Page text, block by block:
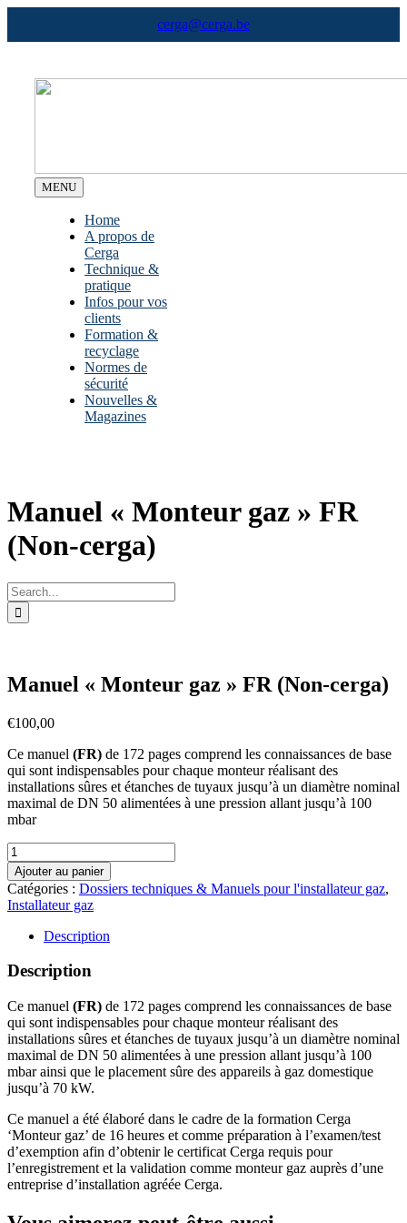
content
cerga@cerga.be
MENU
Home
A propos de
Cerga
Technique &
pratique
Infos pour vos
clients
Formation &
recyclage
Normes de
sécurité
Nouvelles &
Magazines
Manuel « Monteur gaz » FR
(Non-cerga)
Search
for:
Manuel « Monteur gaz » FR (Non-cerga)
€100,00
Ce manuel (FR) de 172 pages comprend les connaissances de base
qui sont indispensables pour chaque monteur réalisant des
installations sûres et étanches de tuyaux jusqu’à un diamètre nominal
maximal de DN 50 alimentées à une pression allant jusqu’à 100
mbar
quantité
de
Manuel
"Monteur
gaz"
cerga)
Ajouter au panier
Catégories : Dossiers techniques & Manuels pour l'installateur gaz,
Installateur gaz
Description
Description
Ce manuel (FR) de 172 pages comprend les connaissances de base
qui sont indispensables pour chaque monteur réalisant des
installations sûres et étanches de tuyaux jusqu’à un diamètre nominal
maximal de DN 50 alimentées à une pression allant jusqu’à 100
mbar ainsi que le placement sûre des appareils à gaz domestique
jusqu’à 70 kW.
Ce manuel a été élaboré dans le cadre de la formation Cerga
‘Monteur gaz’ de 16 heures et comme préparation à l’examen/test
d’exemption afin d’obtenir le certificat Cerga requis pour
l’enregistrement et la validation comme monteur gaz auprès d’une
entreprise d’installation agréée Cerga.